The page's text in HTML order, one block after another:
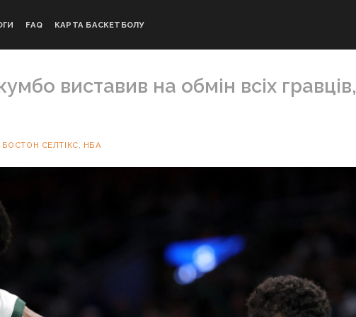
FAQ КАРТА БАСКЕТБОЛУ
виставив на обмін всіх гравців,
БОСТОН СЕЛТІКС НБА